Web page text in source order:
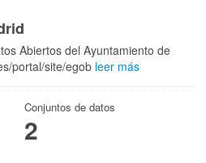
Abiertos del Ayuntamiento de
portal/site/egob leer más
Conjuntos de datos
2